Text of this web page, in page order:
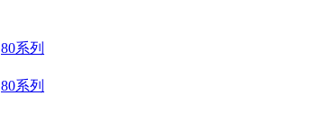
80系列
80系列